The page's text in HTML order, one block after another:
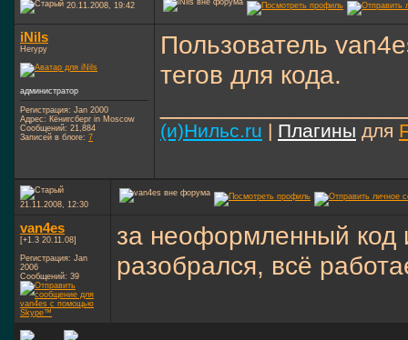
20.11.2008, 19:42
iNils
Негуру
администратор
Регистрация: Jan 2000
Адрес: Кёнигсберг in Moscow
Сообщений: 21,884
Записей в блоге: 7
Пользователь
тегов для кода.
(и)Нильс.ru | Плагины для
21.11.2008, 12:30
van4es
[+1.3 20.11.08]
Регистрация: Jan
2006
Сообщений: 39
за неоформленный код
разобрался, всё